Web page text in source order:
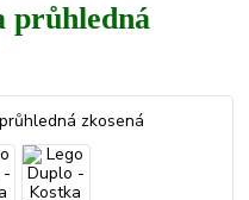
průhledná